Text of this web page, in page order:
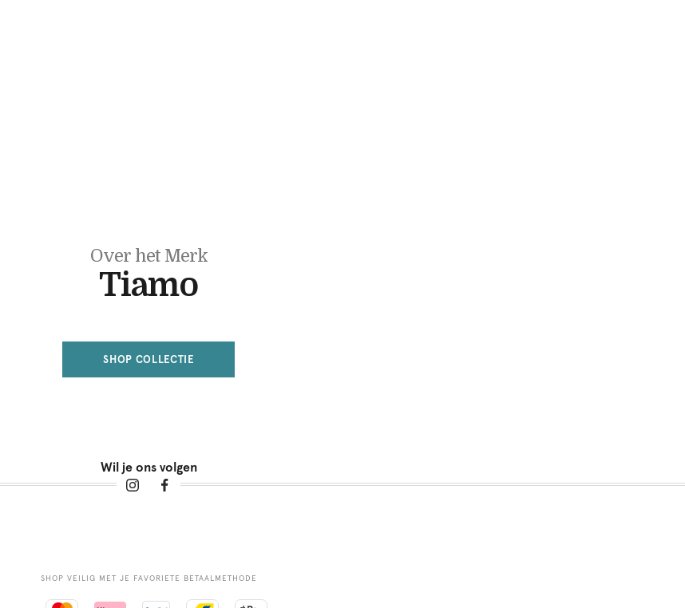
Over het Merk
Tiamo
SHOP COLLECTIE
Wil je ons volgen
SHOP VEILIG MET JE FAVORIETE BETAALMETHODE